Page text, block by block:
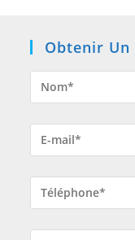
Obtenir Un